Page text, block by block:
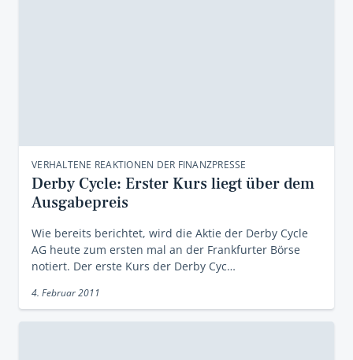
VERHALTENE REAKTIONEN DER FINANZPRESSE
Derby Cycle: Erster Kurs liegt über dem
Ausgabepreis
Wie bereits berichtet, wird die Aktie der Derby Cycle
AG heute zum ersten mal an der Frankfurter Börse
notiert. Der erste Kurs der Derby Cyc…
4. Februar 2011